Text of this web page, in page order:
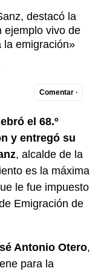
destacó la
ejemplo vivo de
emigración»
Comentar ·
el 68.º
y entregó su
, alcalde de la
es la máxima
le fue impuesto
Emigración de
Antonio Otero,
para la